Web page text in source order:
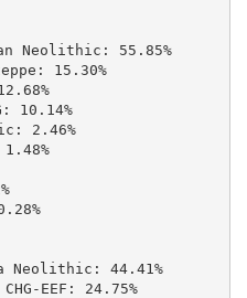
Neolithic: 55.85%
15.30%
10.14%
2.46%
Neolithic: 44.41%
CHG-EEF: 24.75%